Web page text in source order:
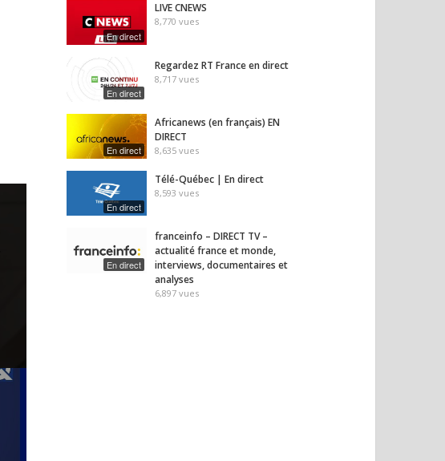
En direct
LIVE CNEWS
8,770 vues
En direct
Regardez RT France en direct
8,717 vues
En direct
Africanews (en français) EN
DIRECT
8,635 vues
En direct
Télé-Québec | En direct
8,593 vues
En direct
franceinfo – DIRECT TV –
actualité france et monde,
interviews, documentaires et
analyses
6,897 vues